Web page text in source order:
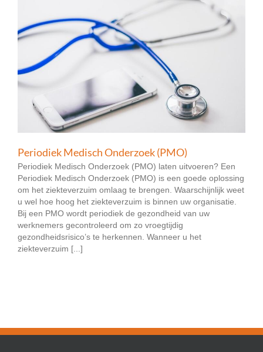
Periodiek Medisch Onderzoek (PMO)
Periodiek Medisch Onderzoek (PMO) laten uitvoeren? Een
Periodiek Medisch Onderzoek (PMO) is een goede oplossing
om het ziekteverzuim omlaag te brengen. Waarschijnlijk weet
u wel hoe hoog het ziekteverzuim is binnen uw organisatie.
Bij een PMO wordt periodiek de gezondheid van uw
werknemers gecontroleerd om zo vroegtijdig
gezondheidsrisico’s te herkennen. Wanneer u het
ziekteverzuim [...]